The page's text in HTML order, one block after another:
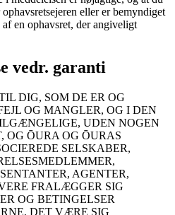
eller er bemyndiget
en ophavsret, der angiveligt
vedr. garanti
DIG, SOM DE ER OG
OG MANGLER, OG I DEN
UDEN NOGEN
OG ŌURA OG ŌURAS
SELSKABER,
AGENTER,
FRALÆGGER SIG
OG BETINGELSER
DET VÆRE SIG